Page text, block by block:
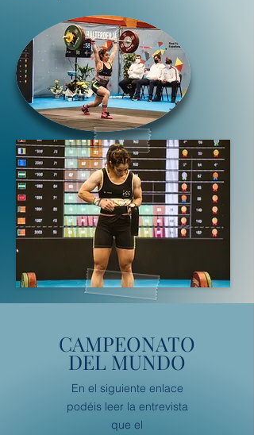
CAMPEONATO
DEL MUNDO
En el siguiente enlace
podéis leer la entrevista
que el